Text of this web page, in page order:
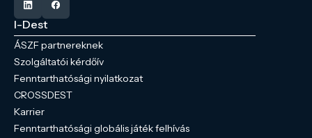
I-Dest
ÁSZF partnereknek
Szolgáltatói kérdőív
Fenntarthatósági nyilatkozat
CROSSDEST
Karrier
Fenntarthatósági globális játék felhívás